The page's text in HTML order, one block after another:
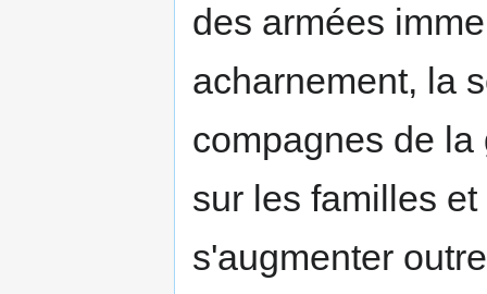
des armées
acharnement, la
compagnes de la
sur les familles
s'augmenter